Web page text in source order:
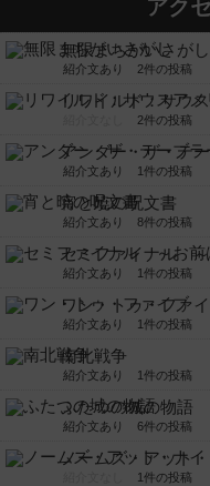
アク
無限まちがいさがし
紹介文あり 2件の投稿
リワイルド：サウ
2件の投稿
アンダー・ザ・テ
紹介文あり 1件の投稿
宵と暁の呪文書
紹介文あり 8件の投稿
セミファイナル ～
紹介文あり 1件の投稿
ワン・トゥ・ファ
紹介文あり 1件の投稿
南北戦争
紹介文あり 1件の投稿
ふたつの城の物語
紹介文あり 6件の投稿
ノームズ・アット
1件の投稿